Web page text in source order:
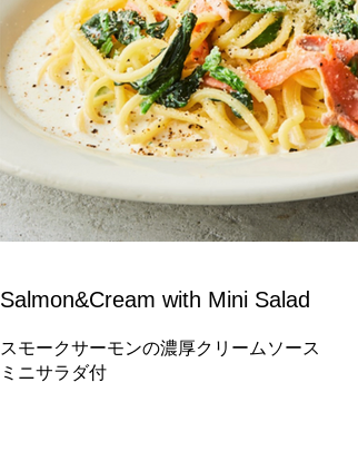
Salmon&Cream with Mini Salad
スモークサーモンの濃厚クリームソース
​ミニサラダ付